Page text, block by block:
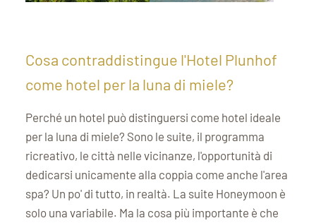
Cosa contraddistingue l'Hotel Plunhof
come hotel per la luna di miele?
Perché un hotel può distinguersi come hotel ideale
per la luna di miele? Sono le suite, il programma
ricreativo, le città nelle vicinanze, l'opportunità di
dedicarsi unicamente alla coppia come anche l'area
spa? Un po' di tutto, in realtà. La suite Honeymoon è
solo una variabile. Ma la cosa più importante è che